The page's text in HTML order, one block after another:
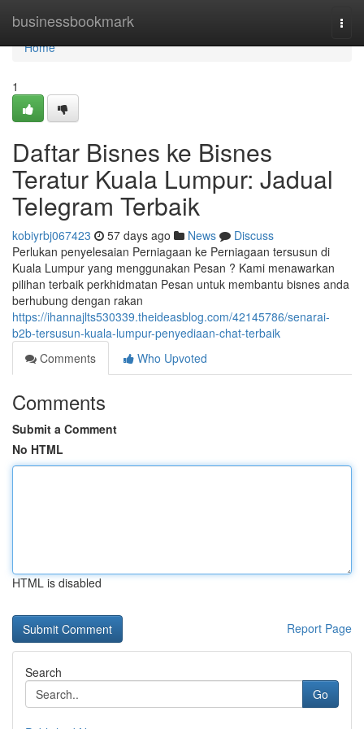
businessbookmark
Home
Home
1
Daftar Bisnes ke Bisnes
Teratur Kuala Lumpur: Jadual
Telegram Terbaik
kobiyrbj067423 57 days ago News
Discuss
Perlukan penyelesaian Perniagaan ke Perniagaan tersusun di
Kuala Lumpur yang menggunakan Pesan ? Kami menawarkan
pilihan terbaik perkhidmatan Pesan untuk membantu bisnes anda
berhubung dengan rakan
https://ihannajlts530339.theideasblog.com/42145786/senarai-
b2b-tersusun-kuala-lumpur-penyediaan-chat-terbaik
Comments
Who Upvoted
Comments
Submit a Comment
No HTML
HTML is disabled
Report Page
Search
Go